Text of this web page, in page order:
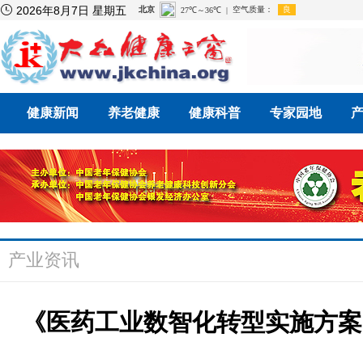
 2026年8月7日 星期五
健康新闻 养老健康 健康科普 专家园地
产业资讯
《医药工业数智化转型实施方